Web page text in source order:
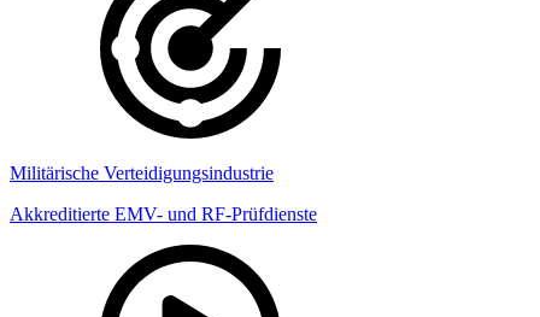
Militärische Verteidigungsindustrie
Akkreditierte EMV- und RF-Prüfdienste